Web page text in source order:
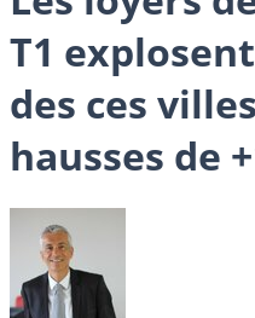
T1
des ces
hausses de